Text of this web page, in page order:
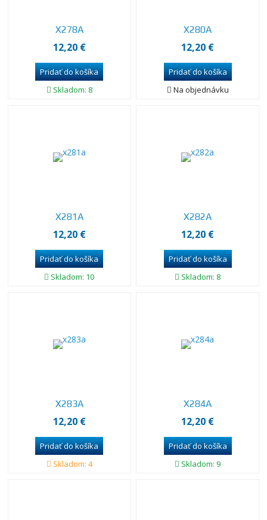
X278A
12,20 €
Skladom: 8
X280A
12,20 €
Na objednávku
X281A
12,20 €
Skladom: 10
X282A
12,20 €
Skladom: 8
X283A
12,20 €
Skladom: 4
X284A
12,20 €
Skladom: 9